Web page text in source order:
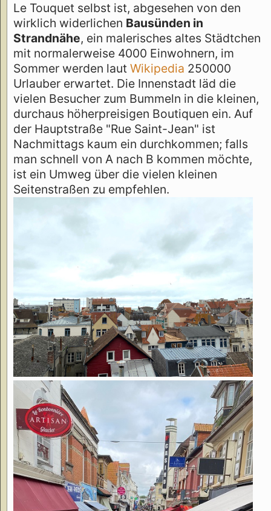
Le Touquet selbst ist, abgesehen von den
wirklich widerlichen Bausünden in
Strandnähe, ein malerisches altes Städtchen
mit normalerweise 4000 Einwohnern, im
Sommer werden laut Wikipedia 250000
Urlauber erwartet. Die Innenstadt läd die
vielen Besucher zum Bummeln in die kleinen,
durchaus höherpreisigen Boutiquen ein. Auf
der Hauptstraße "Rue Saint-Jean" ist
Nachmittags kaum ein durchkommen; falls
man schnell von A nach B kommen möchte,
ist ein Umweg über die vielen kleinen
Seitenstraßen zu empfehlen.